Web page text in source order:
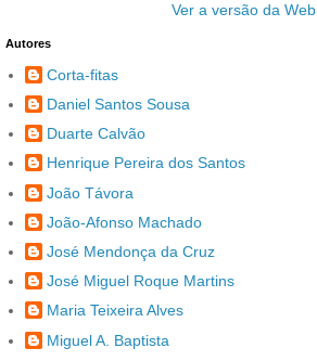
Ver a versão da Web
Autores
Corta-fitas
Daniel Santos Sousa
Duarte Calvão
Henrique Pereira dos Santos
João Távora
João-Afonso Machado
José Mendonça da Cruz
José Miguel Roque Martins
Maria Teixeira Alves
Miguel A. Baptista